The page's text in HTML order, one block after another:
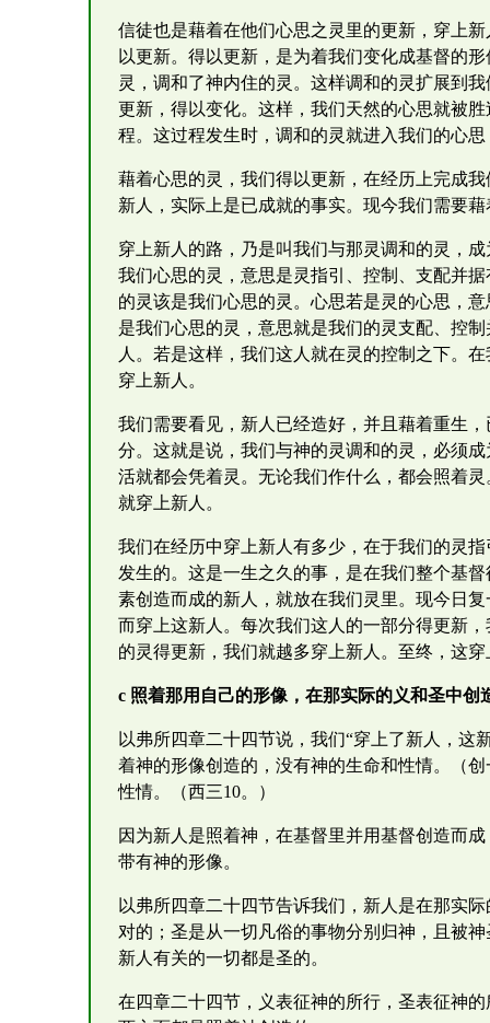
信徒也是藉着在他们心思之灵里的更新，穿上
以更新。得以更新，是为着我们变化成基督的
灵，调和了神内住的灵。这样调和的灵扩展到
更新，得以变化。这样，我们天然的心思就被
程。这过程发生时，调和的灵就进入我们的心
藉着心思的灵，我们得以更新，在经历上完成
新人，实际上是已成就的事实。现今我们需要
穿上新人的路，乃是叫我们与那灵调和的灵，
我们心思的灵，意思是灵指引、控制、支配并
的灵该是我们心思的灵。心思若是灵的心思，
是我们心思的灵，意思就是我们的灵支配、控
人。若是这样，我们这人就在灵的控制之下。
穿上新人。
我们需要看见，新人已经造好，并且藉着重生
分。这就是说，我们与神的灵调和的灵，必须
活就都会凭着灵。无论我们作什么，都会照着
就穿上新人。
我们在经历中穿上新人有多少，在于我们的灵
发生的。这是一生之久的事，是在我们整个基
素创造而成的新人，就放在我们灵里。现今日
而穿上这新人。每次我们这人的一部分得更新
的灵得更新，我们就越多穿上新人。至终，这
c 照着那用自己的形像，在那实际的义和圣中创
以弗所四章二十四节说，我们“穿上了新人，这
着神的形像创造的，没有神的生命和性情。（
性情。（西三10。）
因为新人是照着神，在基督里并用基督创造而
带有神的形像。
以弗所四章二十四节告诉我们，新人是在那实
对的；圣是从一切凡俗的事物分别归神，且被
新人有关的一切都是圣的。
在四章二十四节，义表征神的所行，圣表征神